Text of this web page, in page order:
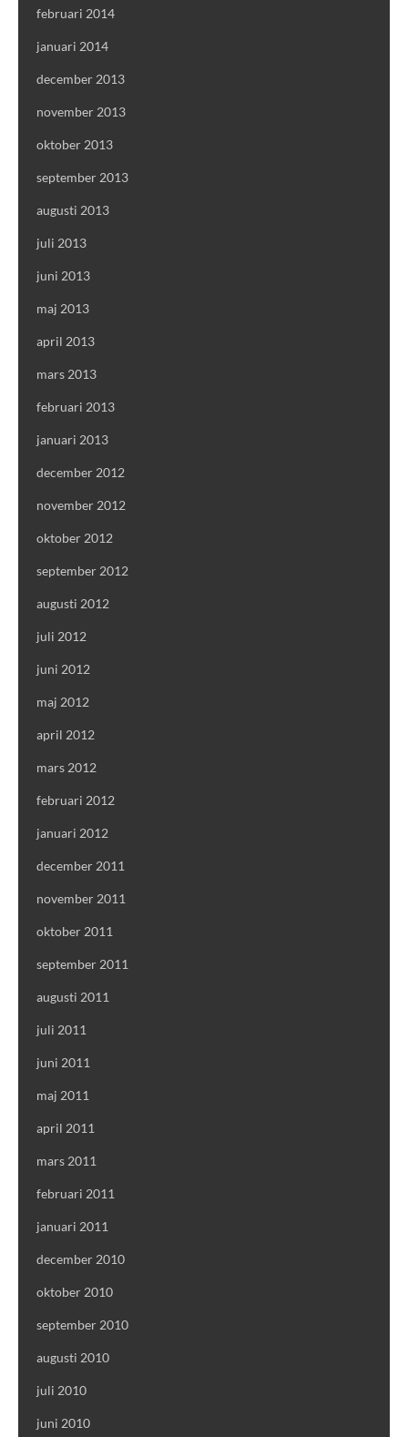
februari 2014
januari 2014
december 2013
november 2013
oktober 2013
september 2013
augusti 2013
juli 2013
juni 2013
maj 2013
april 2013
mars 2013
februari 2013
januari 2013
december 2012
november 2012
oktober 2012
september 2012
augusti 2012
juli 2012
juni 2012
maj 2012
april 2012
mars 2012
februari 2012
januari 2012
december 2011
november 2011
oktober 2011
september 2011
augusti 2011
juli 2011
juni 2011
maj 2011
april 2011
mars 2011
februari 2011
januari 2011
december 2010
oktober 2010
september 2010
augusti 2010
juli 2010
juni 2010